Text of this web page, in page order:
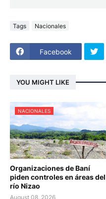
Tags Nacionales
Facebook
YOU MIGHT LIKE
NACIONALES
Organizaciones de Baní
piden controles en áreas del
río Nizao
August 08, 2026